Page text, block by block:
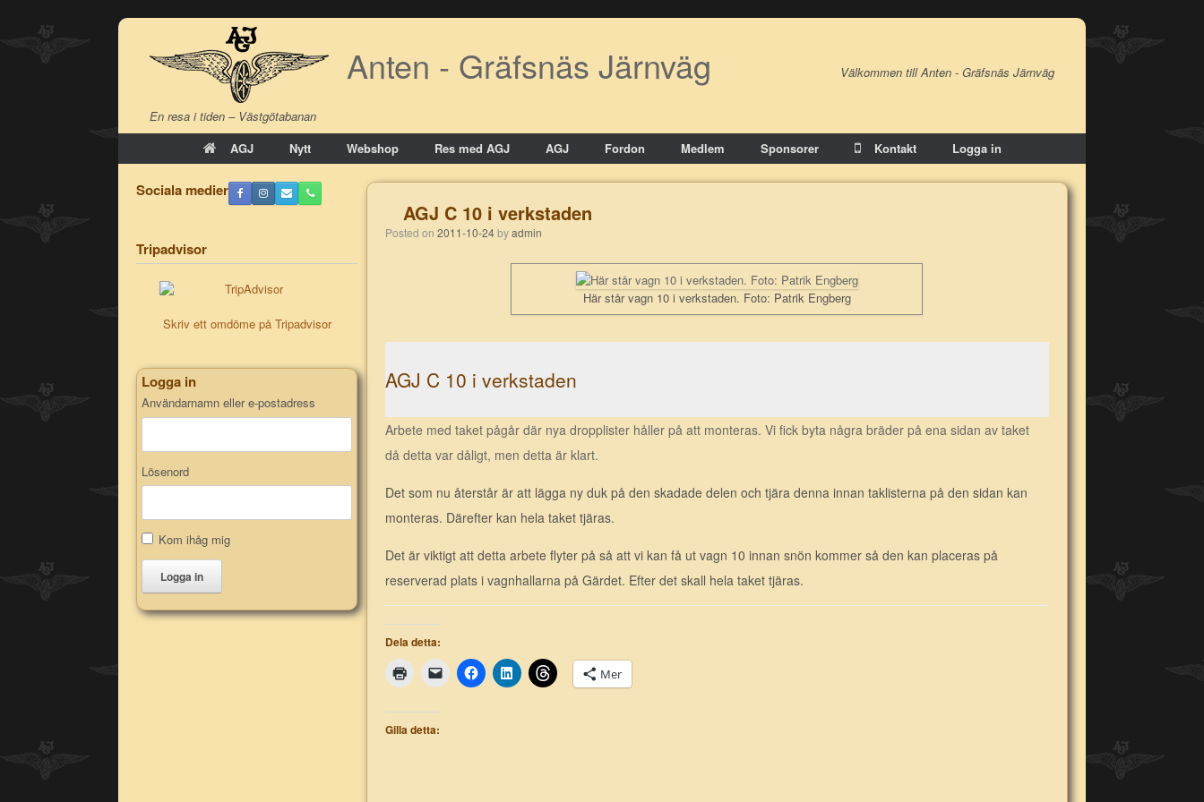
Skip
content
Anten - Gräfsnäs Järnväg
En resa i tiden – Västgötabanan
Välkommen till Anten - Gräfsnäs Järnväg
AGJ Nytt Webshop Res med AGJ AGJ Fordon Medlem Sponsorer Kontakt Logga in
AGJ C 10 i verkstaden
Posted on 2011-10-24byadmin
Här står vagn 10 i verkstaden. Foto: Patrik Engberg
AGJ C 10 i verkstaden
Arbete med taket pågår där nya dropplister håller på att monteras. Vi fick byta några bräder på ena sidan av taket
då detta var dåligt, men detta är klart.
Det som nu återstår är att lägga ny duk på den skadade delen och tjära denna innan taklisterna på den sidan kan
monteras. Därefter kan hela taket tjäras.
Det är viktigt att detta arbete flyter på så att vi kan få ut vagn 10 innan snön kommer så den kan placeras på
reserverad plats i vagnhallarna på Gärdet. Efter det skall hela taket tjäras.
Dela detta:
Mer
Gilla detta:
Sociala medier
Tripadvisor
Skriv ett omdöme på Tripadvisor
Logga in
Användarnamn eller e-postadress
Lösenord
Kom ihåg mig
Logga in